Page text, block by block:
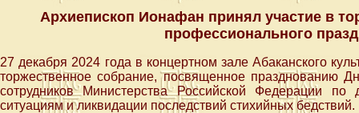
Архиепископ Ионафан принял участие в
профессионального
27 декабря 2024 года в концертном зале Абаканского
торжественное собрание, посвященное празднованию
сотрудников Министерства Российской Федерации
ситуациям и ликвидации последствий стихийных бедствий.